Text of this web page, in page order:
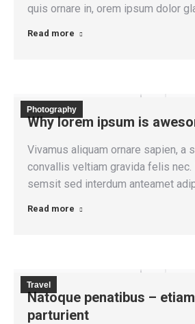
quis ornare in, orem ipsum dolor
Read more
Photography
Why lorem ipsum is
Vivamus aliquam ornare sapien, a
convallis veltiam gravida felis
semsit sed interdum anteamet
Read more
Travel
Natoque penatibus –
parturient